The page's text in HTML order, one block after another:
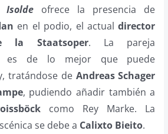
ofrece la presencia de
en el podio, el actualdirector
la Staatsoper. La pareja
es de lo mejor que puede
tratándose de Andreas Schager
, pudiendo añadir también a
como Rey Marke. La
se debe a Calixto Bieito.